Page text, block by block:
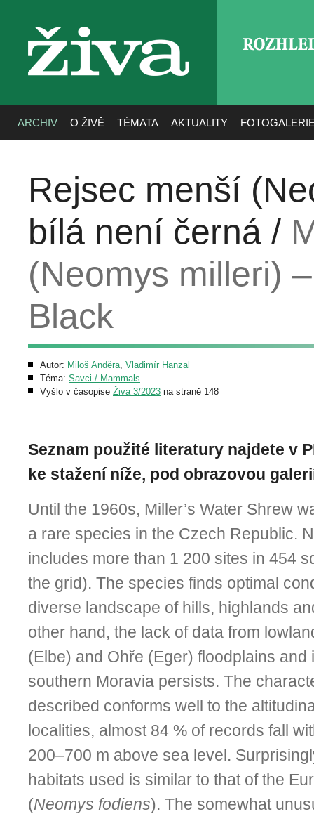
živa
ARCHIV O ŽIVĚ TÉMATA AKTUALITY
Rejsec menší
bílá není černá /
(Neomys milleri)
Black
Autor: Miloš Anděra, Vladimír Hanzal
Téma: Savci / Mammals
Vyšlo v časopise Živa 3/2023 na straně 148
Seznam použité literatury najdete v
ke stažení níže, pod obrazovou
Until the 1960s, Miller’s Water Shrew
a rare species in the Czech Re­public.
includes more than 1 200 sites in 454
the grid). The species finds optimal
diverse landscape of hills, highlands
other hand, the lack of data from
(Elbe) and Ohře (Eger) floodplains and
southern Moravia persists. The
described conforms well to the
localities, almost 84 % of records fall
200–700 m above sea level.
habitats used is similar to that of the
(Neomys fodiens). The somewhat